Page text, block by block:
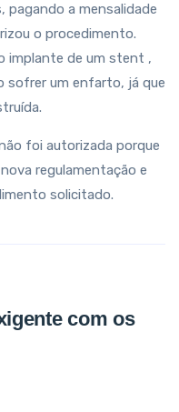
pagando a mensalidade
o procedimento.
implante de um stent ,
sofrer um enfarto, já que
foi autorizada porque
regulamentação e
solicitado.
com os